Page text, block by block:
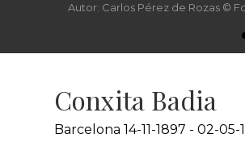
Autor: Carlos Pérez de Rozas ©
Conxita Badia
Barcelona 14-11-1897 - 02-05-